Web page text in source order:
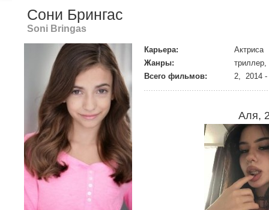
Сони Брингас
Soni Bringas
Карьера:
Актриса
Жанры:
Всего фильмов:
2, 2014 -
Аля,